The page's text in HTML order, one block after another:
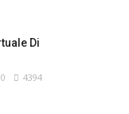
Di
0 4394